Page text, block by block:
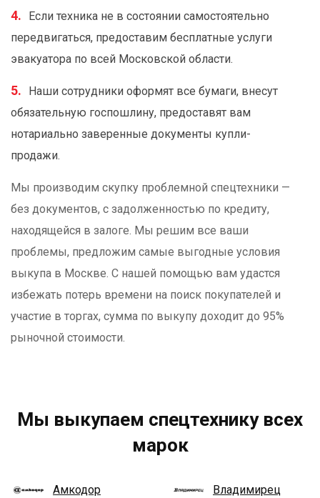
Если техника не в состоянии самостоятельно
передвигаться, предоставим бесплатные услуги
эвакуатора по всей Московской области.
Наши сотрудники оформят все бумаги, внесут
обязательную госпошлину, предоставят вам
нотариально заверенные документы купли-
продажи.
Мы производим скупку проблемной спецтехники —
без документов, с задолженностью по кредиту,
находящейся в залоге. Мы решим все ваши
проблемы, предложим самые выгодные условия
выкупа в Москве. С нашей помощью вам удастся
избежать потерь времени на поиск покупателей и
участие в торгах, сумма по выкупу доходит до 95%
рыночной стоимости.
Мы выкупаем спецтехнику всех
марок
Амкодор Владимирец